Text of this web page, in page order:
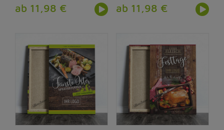
ab 11,98 € ab 11,98 €